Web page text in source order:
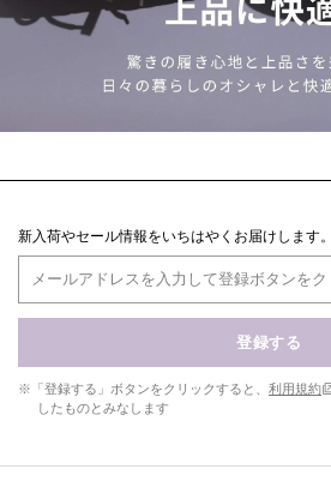
新入荷やセール情報をいちはやくお届けします。
登録する
※「登録する」ボタンをクリックすると、 利用規約
したものとみなします